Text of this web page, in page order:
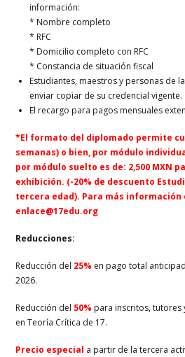
información:
* Nombre completo
* RFC
* Domicilio completo con RFC
* Constancia de situación fiscal
Estudiantes, maestros y personas de
enviar copiar de su credencial vigente.
El recargo para pagos mensuales
*El formato del diplomado permite
semanas) o bien, por módulo
por módulo suelto es de: 2,500 MXN
exhibición. (-20% de descuento
tercera edad). Para más información
enlace@17edu.org
Reducciones:
Reducción del 25% en pago total
2026.
Reducción del 50% para inscritos, tutores
en Teoría Crítica de 17.
Precio especial a partir de la tercera